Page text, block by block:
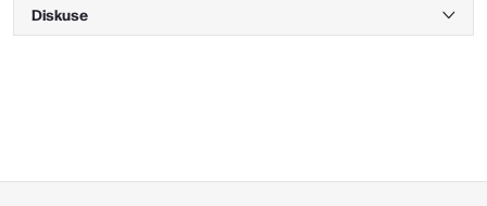
Diskuse